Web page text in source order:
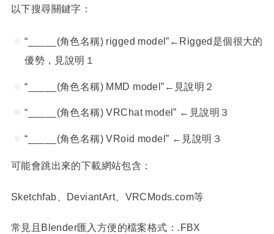
以下搜尋關鍵字：
“_____(角色名稱) rigged model”←Rigged是個很大的
優勢，見說明１
“_____(角色名稱) MMD model”←見說明２
“_____(角色名稱) VRChat model” ←見說明３
“_____(角色名稱) VRoid model” ←見說明３
可能會跳出來的下載網站包含：
Sketchfab、DeviantArt、VRCMods.com等
常見且Blender匯入方便的檔案格式：.FBX